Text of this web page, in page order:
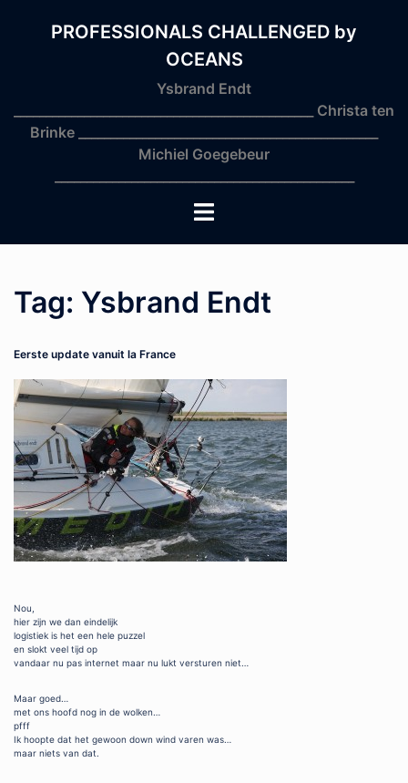
PROFESSIONALS CHALLENGED by
OCEANS
Ysbrand Endt
_______________________________________________ Christa ten
Brinke _______________________________________________
Michiel Goegebeur
Toggle
menu
Tag: Ysbrand Endt
Eerste update vanuit la France
Nou,
hier zijn we dan eindelijk
logistiek is het een hele puzzel
en slokt veel tijd op
vandaar nu pas internet maar nu lukt versturen niet…
Maar goed…
met ons hoofd nog in de wolken…
pfff
Ik hoopte dat het gewoon down wind varen was…
maar niets van dat.